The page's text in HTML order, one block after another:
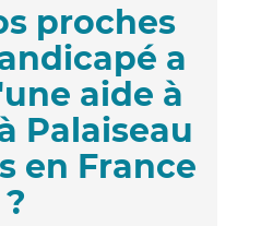
proches
a
aide à
Palaiseau
en France
?